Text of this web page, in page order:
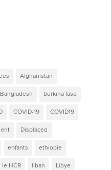
Afghanistan
Bangladesh burkina faso
COVID-19 COVID19
Displaced
enfants ethiopie
le HCR liban Libye